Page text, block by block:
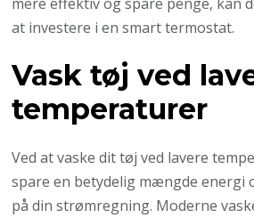
at investere i en smart termostat.
Vask tøj ved
temperaturer
Ved at vaske dit tøj ved lavere
spare en betydelig mængde energi
på din strømregning. Moderne